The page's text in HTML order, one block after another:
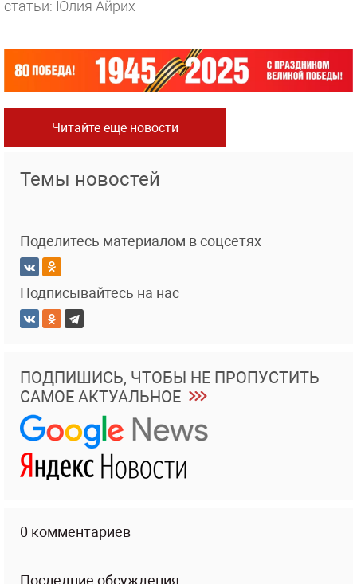
статьи: Юлия Айрих
Читайте еще новости
Темы новостей
Поделитесь материалом в соцсетях
Подписывайтесь на нас
ПОДПИШИСЬ, ЧТОБЫ НЕ ПРОПУСТИТЬ
САМОЕ АКТУАЛЬНОЕ
0 комментариев